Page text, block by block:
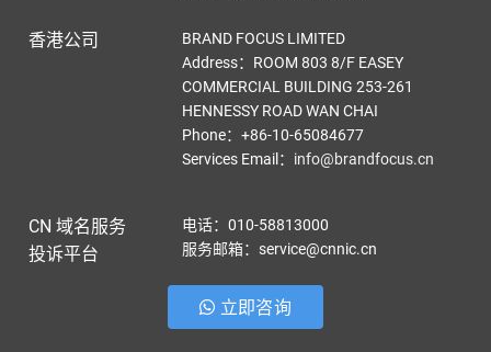
香港公司
BRAND FOCUS LIMITED
Address：ROOM 803 8/F EASEY
COMMERCIAL BUILDING 253-261
HENNESSY ROAD WAN CHAI
Phone：+86-10-65084677
Services Email ： info@brandfocus.cn
CN 域名服务
投诉平台
电话：010-58813000
服务邮箱：service@cnnic.cn
立即咨询